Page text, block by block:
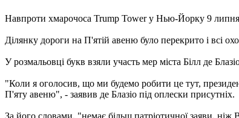
Навпроти хмарочоса Trump Tower у Нью-Йорку 9
Ділянку дороги на П'ятій авеню було перекрито і всі
У розмальовці букв взяли участь мер міста Білл де
"Коли я оголосив, що ми будемо робити це тут,
П'яту авеню", - заявив де Блазіо під оплески присутніх.
За його словами, "немає більш патріотичної заяви,